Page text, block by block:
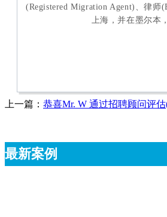
(Registered Migration Agent)、律
上海，并在墨尔本
上一篇： 恭喜Mr. W 通过招聘顾问评
最新案例